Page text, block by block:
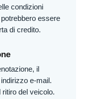
condizioni
essere
di credito.
il
e-mail.
del veicolo.